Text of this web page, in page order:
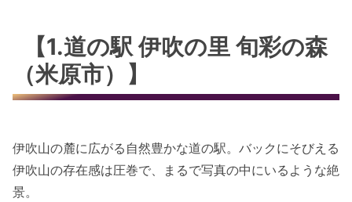
【1.道の駅 伊吹の里 旬彩の森
（米原市）】
伊吹山の麓に広がる自然豊かな道の駅。バックにそびえる
伊吹山の存在感は圧巻で、まるで写真の中にいるような絶
景。